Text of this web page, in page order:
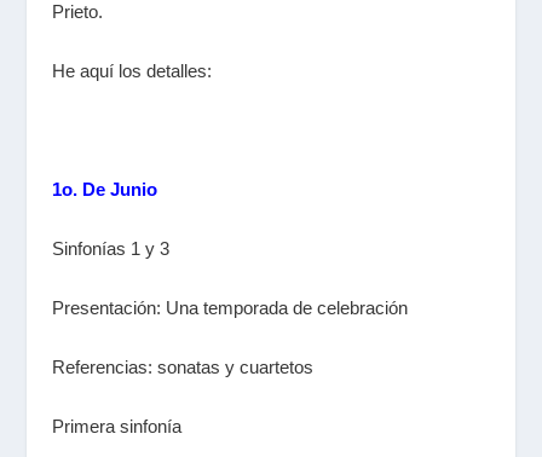
Prieto.
He aquí los detalles:
1o. De Junio
Sinfonías 1 y 3
Presentación: Una temporada de celebración
Referencias: sonatas y cuartetos
Primera sinfonía